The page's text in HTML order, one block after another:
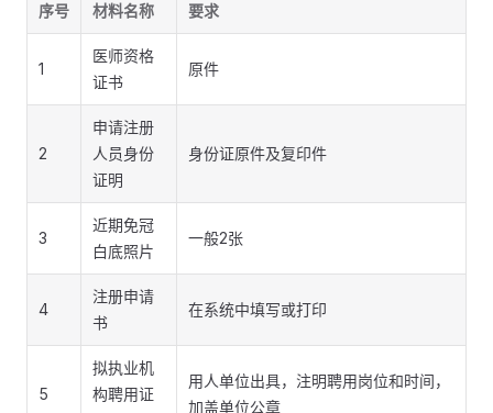
序号 材料名称 要求
1
医师资格
证书
原件
2
申请注册
人员身份
证明
身份证原件及复印件
3
近期免冠
白底照片
一般2张
4
注册申请
书
在系统中填写或打印
5
拟执业机
构聘用证
用人单位出具，注明聘用岗位和时间，
加盖单位公章